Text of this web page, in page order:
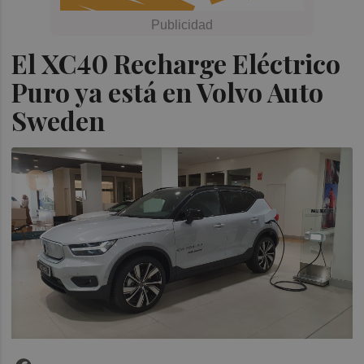
El XC40 Recharge Eléctrico
Puro ya está en Volvo Auto
Sweden